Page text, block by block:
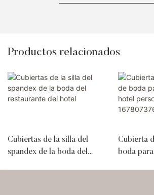
Productos relacionados
Cubiertas de la silla del
spandex de la boda del
Cubierta
boda